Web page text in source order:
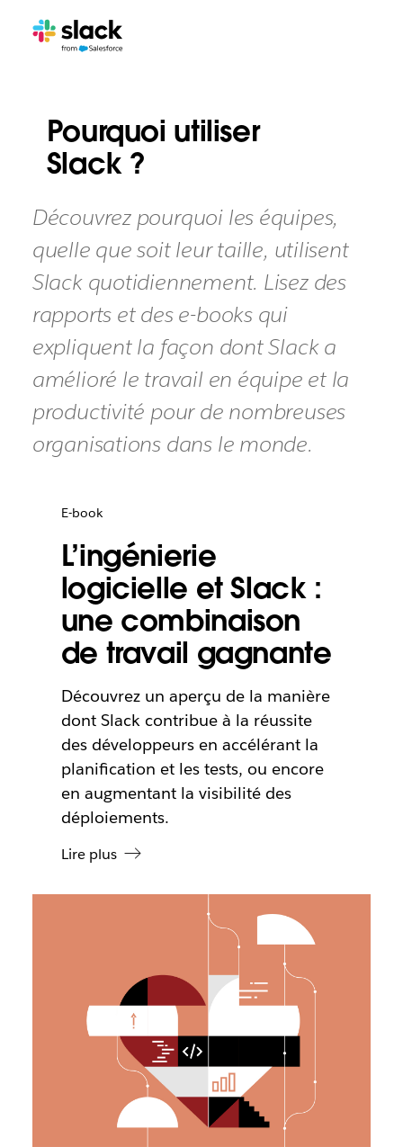
Pourquoi utiliser
Slack ?
Découvrez pourquoi les équipes,
quelle que soit leur taille, utilisent
Slack quotidiennement. Lisez des
rapports et des e-books qui
expliquent la façon dont Slack a
amélioré le travail en équipe et la
productivité pour de nombreuses
organisations dans le monde.
E-book
L’ingénierie
logicielle et Slack :
une combinaison
de travail gagnante
Découvrez un aperçu de la manière
dont Slack contribue à la réussite
des développeurs en accélérant la
planification et les tests, ou encore
en augmentant la visibilité des
déploiements.
Lire plus